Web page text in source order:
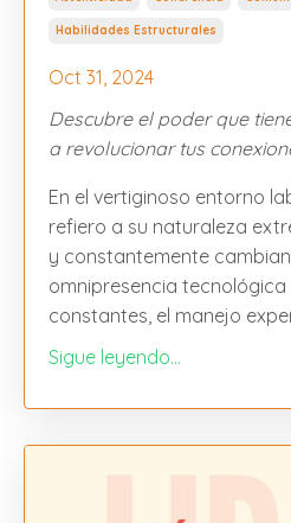
Habilidades Estructurales
Oct 31, 2024
Descubre el poder que
a revolucionar tus
En el vertiginoso entorno
refiero a su naturaleza
y constantemente
omnipresencia tecnológica
constantes, el manejo
Sigue leyendo...